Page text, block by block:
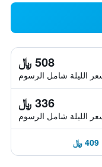
508 ﷼
الليلة شامل الرسوم
336 ﷼
الليلة شامل الرسوم